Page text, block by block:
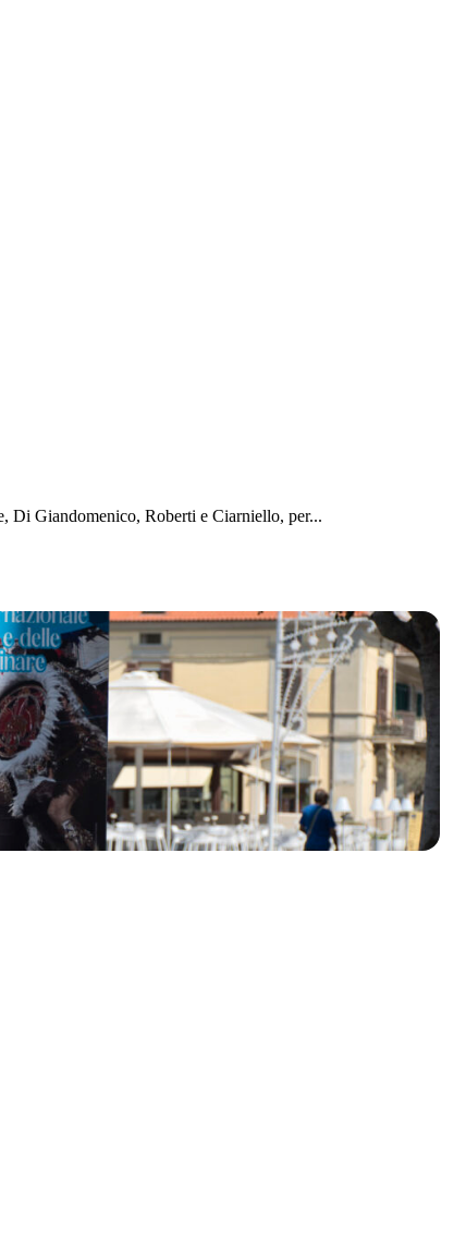
Di Giandomenico, Roberti e Ciarniello, per...
- 41ª edizione